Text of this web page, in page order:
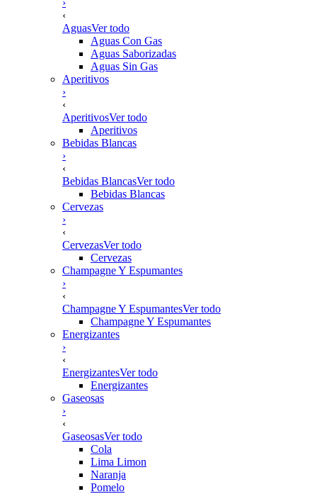
›
‹
AguasVer todo
Aguas Con Gas
Aguas Saborizadas
Aguas Sin Gas
Aperitivos
›
‹
AperitivosVer todo
Aperitivos
Bebidas Blancas
›
‹
Bebidas BlancasVer todo
Bebidas Blancas
Cervezas
›
‹
CervezasVer todo
Cervezas
Champagne Y Espumantes
›
‹
Champagne Y EspumantesVer todo
Champagne Y Espumantes
Energizantes
›
‹
EnergizantesVer todo
Energizantes
Gaseosas
›
‹
GaseosasVer todo
Cola
Lima Limon
Naranja
Pomelo